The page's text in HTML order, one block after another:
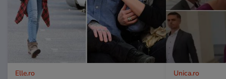
Elle.ro Unica.ro